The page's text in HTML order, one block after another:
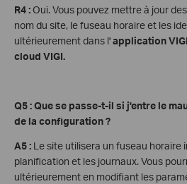
R4 :Oui. Vous pouvez mettre à jour
nom du site, le fuseau horaire et les
ultérieurement dans l'application VIGI
cloud VIGI.
Q5 : Que se passe-t-il si j'entre le
de la configuration ?
A5 : Le site utilisera un fuseau horaire
planification et les journaux. Vous
ultérieurement en modifiant les